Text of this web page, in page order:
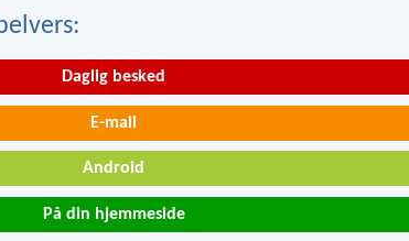
Daglig besked
E-mail
Android
På din hjemmeside